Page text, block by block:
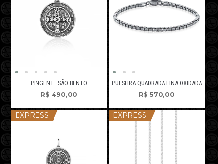
PINGENTE SÃO BENTO
R$ 490,00
PULSEIRA QUADRADA FINA OXIDADA
R$ 570,00
EXPRESS EXPRESS